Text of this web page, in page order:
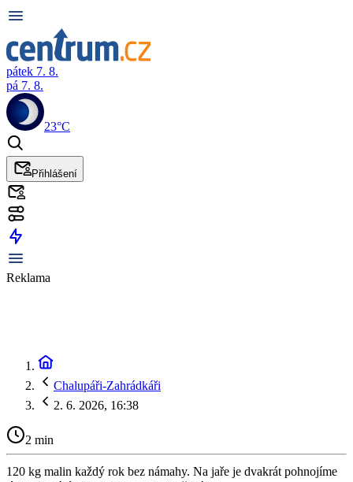
pátek 7. 8.
pá 7. 8.
23°C
Přihlášení
Reklama
Chalupáři-Zahrádkáři
2. 6. 2026, 16:38
2 min
120 kg malin každý rok bez námahy. Na jaře je dvakrát pohnojíme